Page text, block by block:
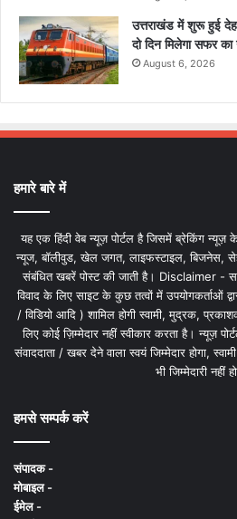
उत्तराखंड में शुरू हुई
दो दिन मिलेगा सफर का
August 6, 2026
हमारे बारे में
यह एक हिंदी वेब न्यूज़ पोर्टल है जिसमें ब्रेकिंग न्यूज़
न्यूज, बॉलीवुड, खेल जगत, लाइफस्टाइल, बिजनेस,
संबंधित खबरें पोस्ट की जाती है। Disclaimer -
विवाद के लिए साइट के कुछ तत्वों में उपयोगकर्ताओं
/ विडियो आदि ) शामिल होगी स्वामी, मुद्रक,
लिए कोई ज़िम्मेदार नहीं स्वीकार करता है। न्यूज़
संवाददाता / खबर देने वाला स्वयं जिम्मेदार होगा,
भी जिम्मेदारी नहीं
हमसे सम्पर्क करें
संपादक -
मोबाइल -
ईमेल -